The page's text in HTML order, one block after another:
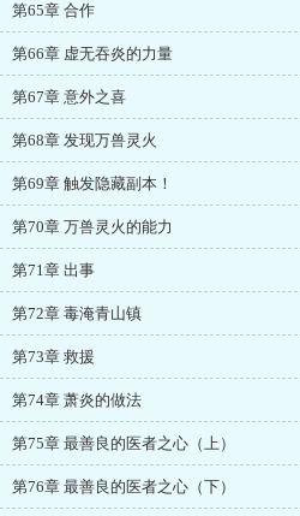
第65章 合作
第66章 虚无吞炎的力量
第67章 意外之喜
第68章 发现万兽灵火
第69章 触发隐藏副本！
第70章 万兽灵火的能力
第71章 出事
第72章 毒淹青山镇
第73章 救援
第74章 萧炎的做法
第75章 最善良的医者之心（上）
第76章 最善良的医者之心（下）